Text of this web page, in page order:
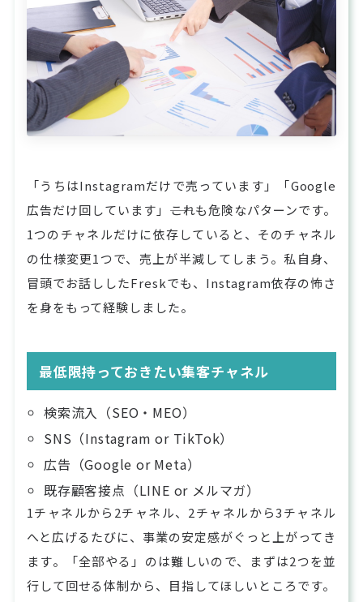
「うちはInstagramだけで売っています」「Google
広告だけ回しています」――これも危険なパターンです。
1つのチャネルだけに依存していると、そのチャネル
の仕様変更1つで、売上が半減してしまう。私自身、
冒頭でお話ししたFreskでも、Instagram依存の怖さ
を身をもって経験しました。
最低限持っておきたい集客チャネル
検索流入（SEO・MEO）
SNS（Instagram or TikTok）
広告（Google or Meta）
既存顧客接点（LINE or メルマガ）
1チャネルから2チャネル、2チャネルから3チャネル
へと広げるたびに、事業の安定感がぐっと上がってき
ます。「全部やる」のは難しいので、まずは2つを並
行して回せる体制から、目指してほしいところです。